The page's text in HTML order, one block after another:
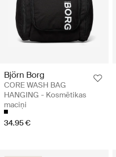
Björn Borg
CORE WASH BAG
HANGING - Kosmētikas
maciņi
34.95 €